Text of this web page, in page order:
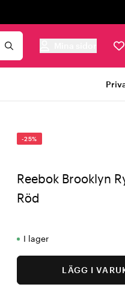
-25%
Reebok Brooklyn
Röd
I lager
LÄGG I